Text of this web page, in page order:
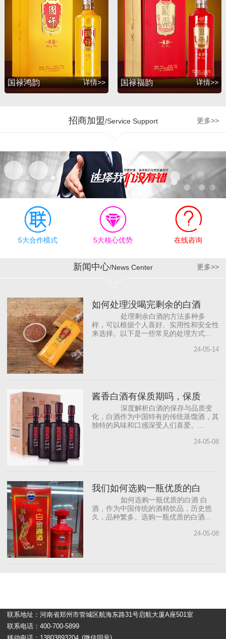
者的诉求，联合深圳知名
包装设计公司胡景润工作
室、贵州大学酒体设计专
家吴天祥教授、贵州茅台
酒厂酿酒工程师梁明峰先
生，倾力推出战略品牌
——国禄系列酒，与此同
时公司和茅台集团、五粮
州珍酒、金沙回沙酒业等
加了强劲的源动力。 企业
的制胜最终是要落实到人
才管理机制和市场运营的
有效执行上，公司奉行“德
才兼备、志同道合”的合作
理念，为员工明确职业规
划目标，提供有竞争力的
薪资待遇和发展机会，帮
内著名白酒营销咨询公司
合作，借助“外脑”提供智力
入前沿的营销理念，从而
打...
国禄鸿韵 详情>> 国禄福韵 详情>>
招商加盟/Service Support 更多>>
5大合作模式 5大核心优势 在线咨询
新闻中心/News Center 更多>>
如何处理没喝完剩余的白酒
处理剩余白酒的方法多种多
样，可以根据个人喜好、实用性和安全性
来选择。以下是一些常见的处理方式...
24-05-14
酱香白酒有保质期吗，保质
深度解析白酒的保存与品质变
化，白酒作为中国特有的传统蒸馏酒，其
独特的风味和口感深受人们喜爱。...
24-05-08
我们如何选购一瓶优质的白
如何选购一瓶优质的白酒 白
酒，作为中国传统的酒精饮品，历史悠
久，品种繁多。选购一瓶优质的白酒...
24-05-08
联系地址：河南省郑州市管城区航海东路31号启航大厦A座501室
联系电话：400-700-5899